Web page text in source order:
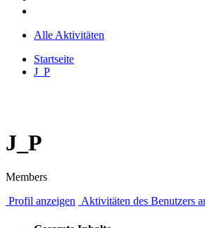
Alle Aktivitäten
Startseite
J_P
J_P
Members
Profil anzeigen Aktivitäten des Benutzers